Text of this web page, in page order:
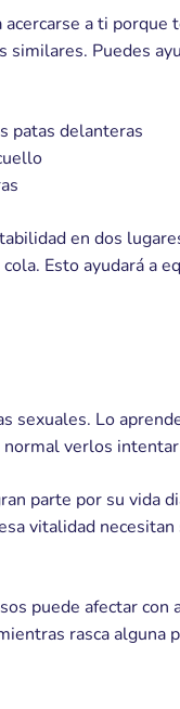
a ti
Puedes
patas delanteras
en dos
Esto ayudará a
sexuales. Lo
verlos
parte por su vida
vitalidad
puede afectar
rasca alguna